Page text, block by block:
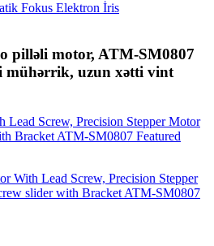
Fokus Elektron İris
pilləli motor, ATM-SM0807
mühərrik, uzun xətti vint